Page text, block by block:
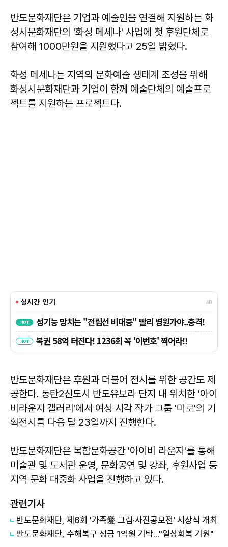
반도문화재단은 기업과 예술인을 연결해 지원하는 화
성시문화재단의 '화성 메세나' 사업에 첫 후원단체로
참여해 1000만원을 지원했다고 25일 밝혔다.
화성 메세나는 지역의 문화예술 생태계 조성을 위해
화성시문화재단과 기업이 함께 예술단체의 예술프로
젝트를 지원하는 프로젝트다.
반도문화재단은 후원과 더불어 전시를 위한 공간도 제
공한다. 동탄2신도시 반도유보라 단지 내 위치한 '아이
비라운지 갤러리'에서 여성 시각 작가 그룹 '미로'의 기
획전시를 다음 달 23일까지 진행한다.
반도문화재단은 복합문화공간 '아이비 라운지'를 통해
미술관 및 도서관 운영, 문화공연 및 강좌, 후원사업 등
지역 문화 대중화 사업을 진행하고 있다.
관련기사
반도문화재단, 제6회 '가족愛 그림·사진공모전' 시상식 개최
반도문화재단, 수해복구 성금 1억원 기탁..."일상회복 기원"